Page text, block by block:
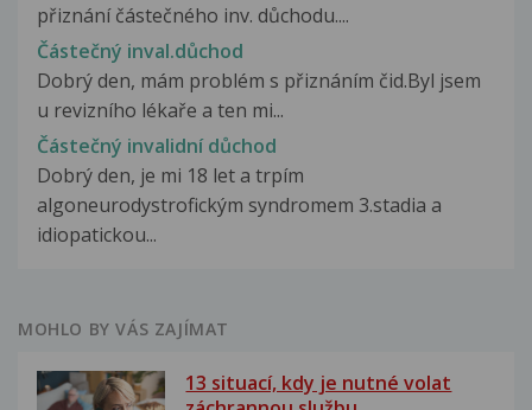
přiznání částečného inv. důchodu....
Částečný inval.důchod
Dobrý den, mám problém s přiznáním čid.Byl jsem
u revizního lékaře a ten mi...
Částečný invalidní důchod
Dobrý den, je mi 18 let a trpím
algoneurodystrofickým syndromem 3.stadia a
idiopatickou...
MOHLO BY VÁS ZAJÍMAT
13 situací, kdy je nutné volat